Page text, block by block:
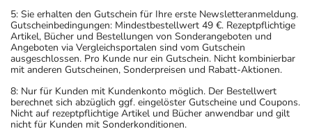
5: Sie erhalten den Gutschein für Ihre erste Newsletteranmeldung.
Gutscheinbedingungen: Mindestbestellwert 49 €. Rezeptpflichtige
Artikel, Bücher und Bestellungen von Sonderangeboten und
Angeboten via Vergleichsportalen sind vom Gutschein
ausgeschlossen. Pro Kunde nur ein Gutschein. Nicht kombinierbar
mit anderen Gutscheinen, Sonderpreisen und Rabatt-Aktionen.
8: Nur für Kunden mit Kundenkonto möglich. Der Bestellwert
berechnet sich abzüglich ggf. eingelöster Gutscheine und Coupons.
Nicht auf rezeptpflichtige Artikel und Bücher anwendbar und gilt
nicht für Kunden mit Sonderkonditionen.